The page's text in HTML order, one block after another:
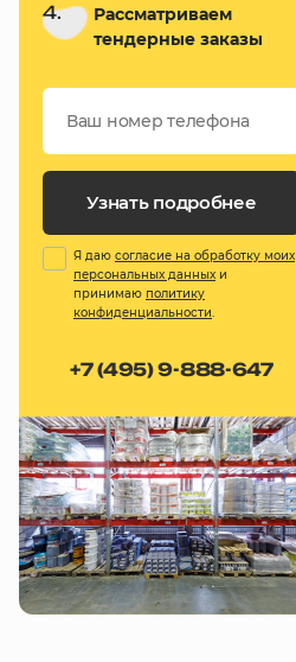
4.
Рассматриваем
тендерные заказы
Узнать подробнее
Я даю согласие на обработку моих
персональных данных и
принимаю политику
конфиденциальности.
+7 (495) 9-888-647